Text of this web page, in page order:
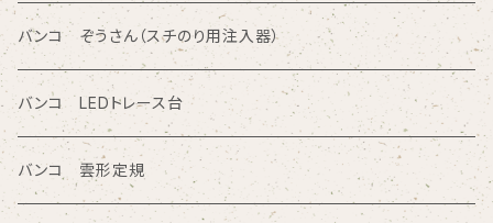
カタカナ入りテンプレート定規
図面レイアウト/ 専門チャート/その他テンプレート定規
商品シリーズ名から検索
読み取り定規
ツイン定規
ノートブックテンプレート ルーラースリム
オレフィン系樹脂
バンコ ぞうさん（スチのり用注入器）
バンコ LEDトレース台
バンコ 雲形定規